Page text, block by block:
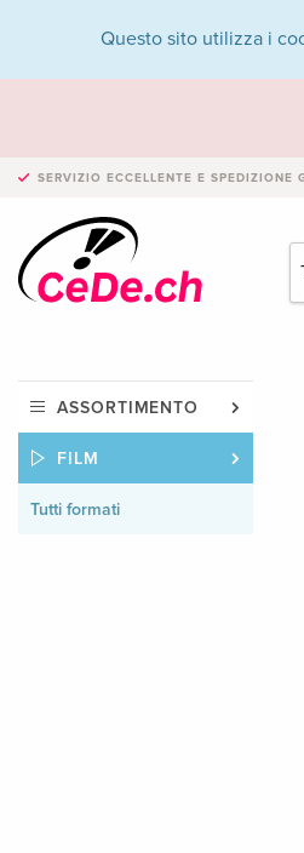
Questo sito utilizza i
SERVIZIO ECCELLENTE E SPEDIZIONE
ASSORTIMENTO
FILM
Tutti formati